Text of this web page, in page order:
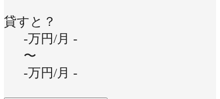
貸すと？
-万円/月 -
〜
-万円/月 -